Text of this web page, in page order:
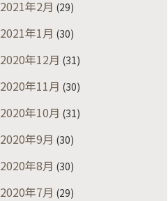
2021年2月 (29)
2021年1月 (30)
2020年12月 (31)
2020年11月 (30)
2020年10月 (31)
2020年9月 (30)
2020年8月 (30)
2020年7月 (29)